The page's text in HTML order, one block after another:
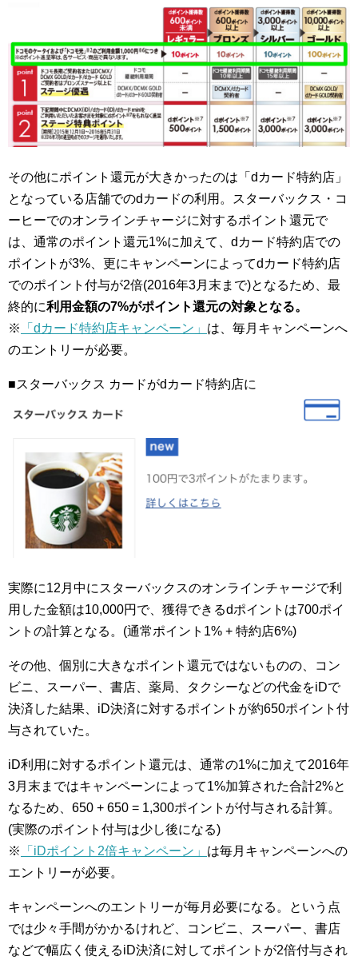
その他にポイント還元が大きかったのは「dカード特約店」
となっている店舗でのdカードの利用。スターバックス・コ
ーヒーでのオンラインチャージに対するポイント還元で
は、通常のポイント還元1%に加えて、dカード特約店での
ポイントが3%、更にキャンペーンによってdカード特約店
でのポイント付与が2倍(2016年3月末まで)となるため、最
終的に利用金額の7%がポイント還元の対象となる。
※
「dカード特約店キャンペーン」 は、毎月キャンペーンへ
のエントリーが必要。
■スターバックス カードがdカード特約店に
実際に12月中にスターバックスのオンラインチャージで利
用した金額は10,000円で、獲得できるdポイントは700ポイ
ントの計算となる。(通常ポイント1% + 特約店6%)
その他、個別に大きなポイント還元ではないものの、コン
ビニ、スーパー、書店、薬局、タクシーなどの代金をiDで
決済した結果、iD決済に対するポイントが約650ポイント付
与されていた。
iD利用に対するポイント還元は、通常の1%に加えて2016年
3月末まではキャンペーンによって1%加算された合計2%と
なるため、650 + 650 = 1,300ポイントが付与される計算。
(実際のポイント付与は少し後になる)
※
「iDポイント2倍キャンペーン」 は毎月キャンペーンへの
エントリーが必要。
キャンペーンへのエントリーが毎月必要になる。という点
では少々手間がかかるけれど、コンビニ、スーパー、書店
などで幅広く使えるiD決済に対してポイントが2倍付与され